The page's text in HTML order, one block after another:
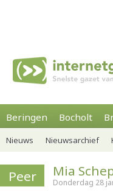
Beringen Bocholt
Nieuws Nieuwsarchief
Peer Mia
Donderdag 28